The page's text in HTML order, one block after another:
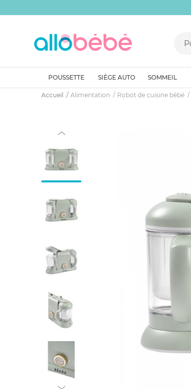
POUSSETTE SIÈGE AUTO SOMMEIL
Accueil Alimentation Robot de cuisine bébé